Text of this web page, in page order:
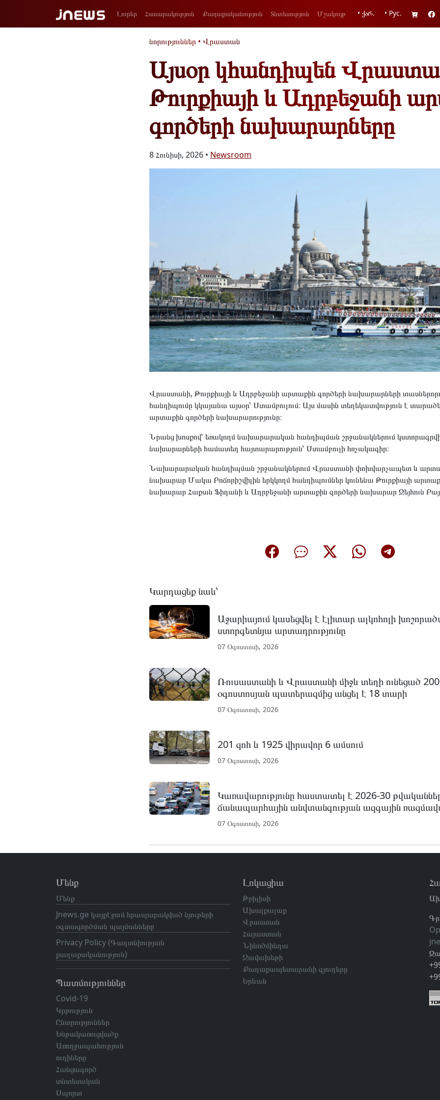
Լուրեր Հասարակություն Քաղաքականություն Տնտեսություն Մշակույթ • ქარ. • Рус.
նորություններ • Վրաստան
Այսօր կհանդիպեն
Թուրքիայի և Ադրբեջանի
գործերի նախարարները
8 Հունիսի, 2026 • Newsroom
Վրաստանի, Թուրքիայի և Ադրբեջանի արտաքին գործերի նախարարների
հանդիպումը կկայանա այսօր՝ Ստամբուլում։ Այս մասին տեղեկատվություն է
արտաքին գործերի նախարարությունը։
Նրանց խոսքով՝ եռակողմ նախարարական հանդիպման շրջանակներում
նախարարների համատեղ հայտարարություն՝ Ստամբուլի հռչակագիր։
Նախարարական հանդիպման շրջանակներում Վրաստանի փոխվարչապետ և
նախարար Մակա Բոճորիշվիլին երկկողմ հանդիպումներ կունենա Թուրքիայի
նախարար Հաքան Ֆիդանի և Ադրբեջանի արտաքին գործերի նախարար Ջեյհուն
Կարդացեք նաև՝
Աջարիայում կասեցվել է էլիտար ալկոհոլի
ստորգետնյա արտադրությունը
07 Օգոստոսի, 2026
Ռուսաստանի և Վրաստանի միջև տեղի ունեցած
օգոստոսյան պատերազմից անցել է 18 տարի
07 Օգոստոսի, 2026
201 զոհ և 1925 վիրավոր 6 ամսում
07 Օգոստոսի, 2026
Կառավարությունը հաստատել է 2026-30
ճանապարհային անվտանգության ազգային
07 Օգոստոսի, 2026
Մենք
Մենք
Jnews.ge կայքէջում հրապարակված նյութերի
օգտագործման պայմանները
Privacy Policy (Գաղտնիության
քաղաքականություն)
Պատմություններ
Covid-19
Կրթություն
Ընտրություններ
Ենթակառուցվածք
Առողջապահություն
ուղիները
Հանցագործ
տնտեսական
Սպորտ
Լոկացիա
Թբիլիսի
Ախալքալաք
Վրաստան
Հայաստան
Նինոծմինդա
Ջավախեթի
Քաղաքապետարանի գյուղերը
Երևան